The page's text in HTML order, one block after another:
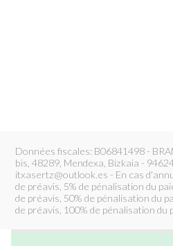
Données fiscales: B06841498 -
bis, 48289, Mendexa, Bizkaia -
itxasertz@outlook.es - En cas
de préavis, 5% de pénalisation du
de préavis, 50% de pénalisation du
de préavis, 100% de pénalisation du